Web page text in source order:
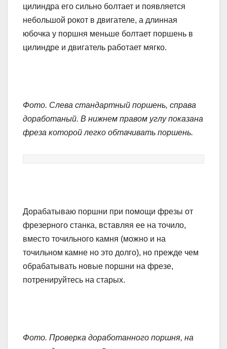
цилиндра его сильно болтает и появляется
небольшой рокот в двигателе, а длинная
юбочка у поршня меньше болтает поршень в
цилиндре и двигатель работает мягко.
Фото. Слева стандартный поршень, справа
доработаный. В нижнем правом углу показана
фреза которой легко обтачивать поршень.
Дорабатываю поршни при помощи фрезы от
фрезерного станка, вставляя ее на точило,
вместо точильного камня (можно и на
точильном камне но это долго), но прежде чем
обрабатывать новые поршни на фрезе,
потренируйтесь на старых.
Фото. Проверка доработанного поршня, на